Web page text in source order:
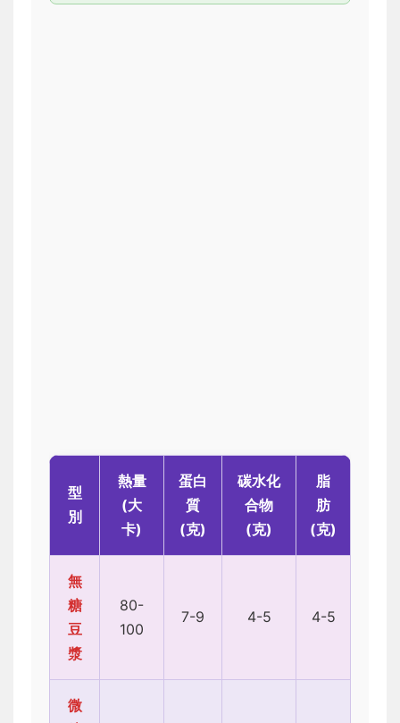
型
別
熱量
(大
卡)
蛋白
質
(克)
碳水化
合物
(克)
脂
肪
(克)
無
糖
豆
漿
80-
100
7-9 4-5 4-5
微